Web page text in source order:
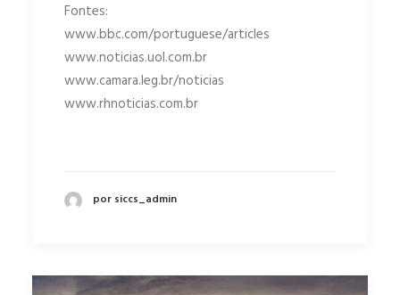
Fontes:
www.bbc.com/portuguese/articles
www.noticias.uol.com.br
www.camara.leg.br/noticias
www.rhnoticias.com.br
por siccs_admin